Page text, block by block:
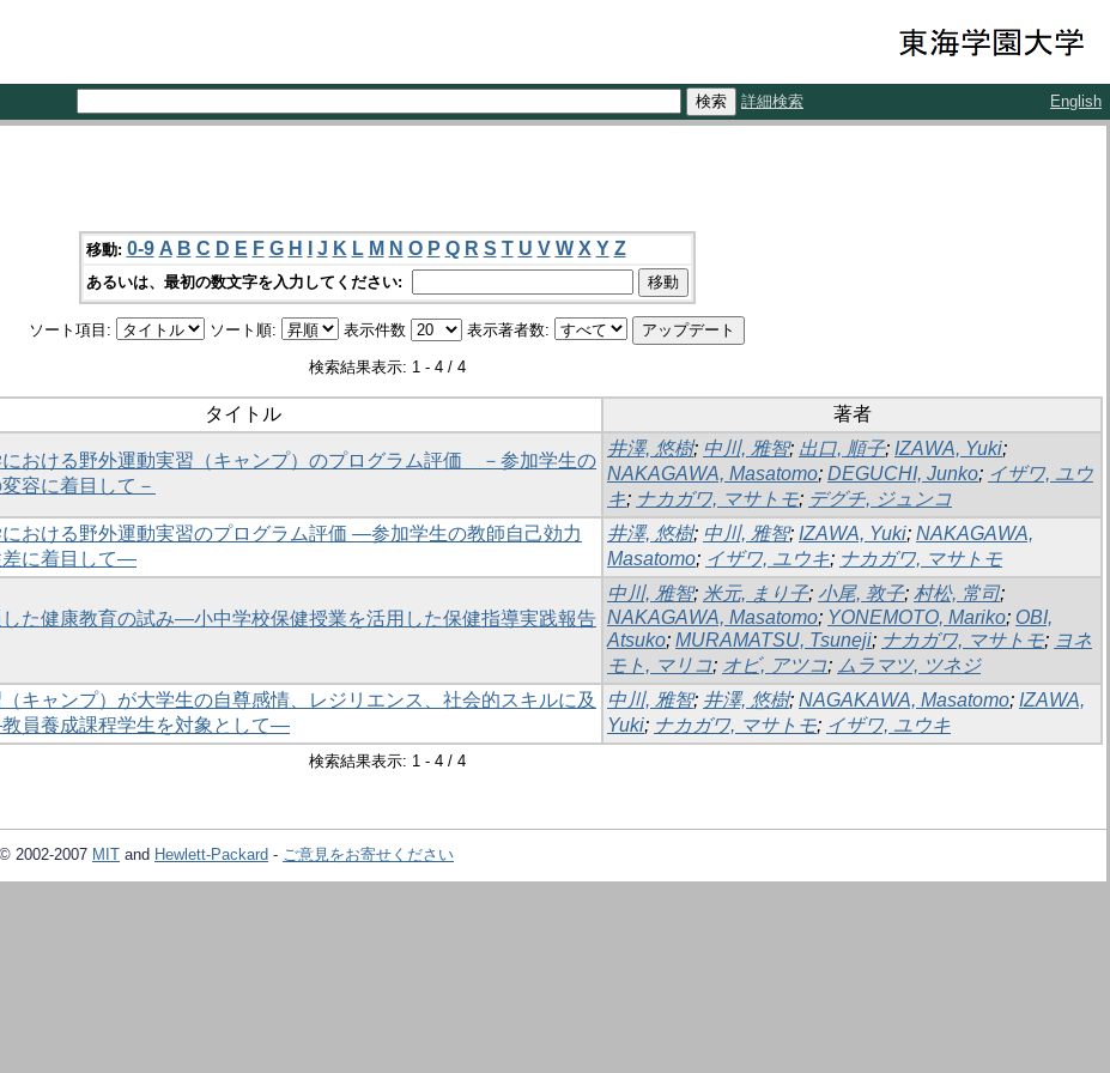
詳細検索 English
移動: 0-9 A B C D E F G H J K L M N O P Q R S T U V W X Y Z
あるいは、最初の数文字を入力してください:
ソート項目: ソート順: 表示件数 表示著者数:
検索結果表示: 1 - 4 / 4
タイトル 著者
おける野外運動実習（キャンプ）のプログラム評価 －参加学生の
容に着目して－
井澤, 悠樹; 中川, 雅智; 出口, 順子; IZAWA, Yuki;
NAKAGAWA, Masatomo; DEGUCHI, Junko; イザワ, ユウ
キ; ナカガワ, マサトモ; デグチ, ジュンコ
おける野外運動実習のプログラム評価 ―参加学生の教師自己効力
差に着目して―
井澤, 悠樹; 中川, 雅智; IZAWA, Yuki; NAKAGAWA,
Masatomo; イザワ, ユウキ; ナカガワ, マサトモ
た健康教育の試み―小中学校保健授業を活用した保健指導実践報告
中川, 雅智; 米元, まり子; 小尾, 敦子; 村松, 常司;
NAKAGAWA, Masatomo; YONEMOTO, Mariko; OBI,
Atsuko; MURAMATSU, Tsuneji; ナカガワ, マサトモ; ヨネ
モト, マリコ; オビ, アツコ; ムラマツ, ツネジ
キャンプ）が大学生の自尊感情、レジリエンス、社会的スキルに及
員養成課程学生を対象として―
中川, 雅智; 井澤, 悠樹; NAGAKAWA, Masatomo; IZAWA,
Yuki; ナカガワ, マサトモ; イザワ, ユウキ
検索結果表示: 1 - 4 / 4
2002-2007 MIT and Hewlett-Packard - ご意見をお寄せください